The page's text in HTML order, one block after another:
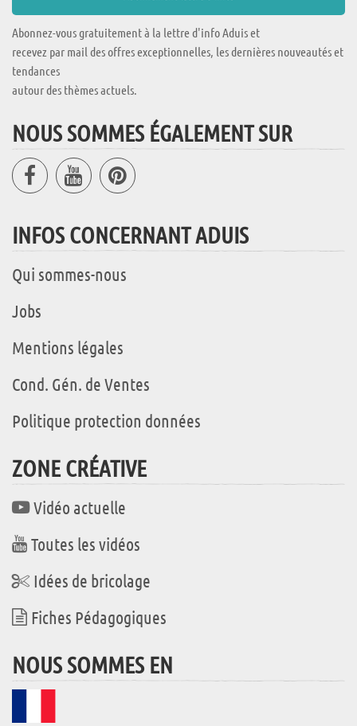
Abonnez-vous gratuitement à la lettre d'info Aduis et
recevez par mail des offres exceptionnelles, les dernières nouveautés et
tendances
autour des thèmes actuels.
NOUS SOMMES ÉGALEMENT SUR
INFOS CONCERNANT ADUIS
Qui sommes-nous
Jobs
Mentions légales
Cond. Gén. de Ventes
Politique protection données
ZONE CRÉATIVE
Vidéo actuelle
Toutes les vidéos
Idées de bricolage
Fiches Pédagogiques
NOUS SOMMES EN